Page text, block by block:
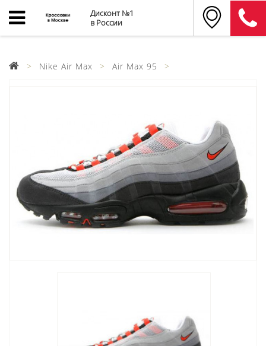
Дисконт №1
в России
Nike Air Max Air Max 95